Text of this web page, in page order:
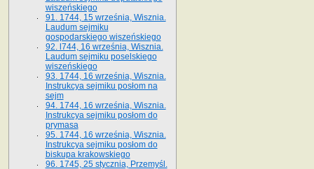
wiszeńskiego
91. 1744, 15 września, Wisznia.
Laudum sejmiku
gospodarskiego wiszeńskiego
92. l744, 16 września, Wisznia.
Laudum sejmiku poselskiego
wiszeńskiego
93. 1744, 16 września, Wisznia.
Instrukcya sejmiku posłom na
sejm
94. 1744, 16 września, Wisznia.
Instrukcya sejmiku posłom do
prymasa
95. 1744, 16 września, Wisznia.
Instrukcya sejmiku posłom do
biskupa krakowskiego
96. 1745, 25 stycznia, Przemyśl.